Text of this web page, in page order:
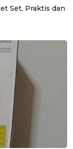
Set, Praktis dan